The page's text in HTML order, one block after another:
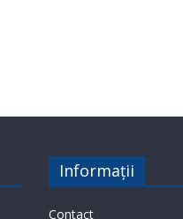
Informații
Contact